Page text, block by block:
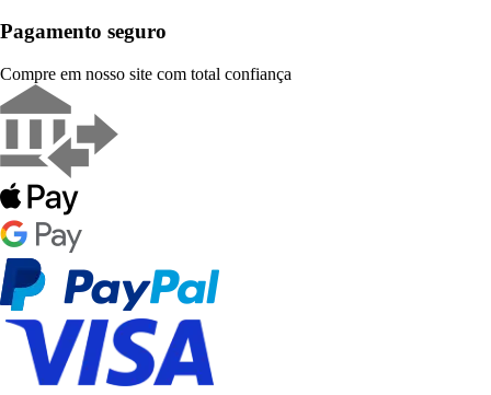
Pagamento seguro
Compre em nosso site com total confiança